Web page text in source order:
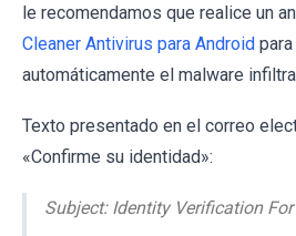
le recomendamos que realice un
Cleaner Antivirus para Android
automáticamente el malware
Texto presentado en el correo
«Confirme su identidad»:
Subject: Identity Verification